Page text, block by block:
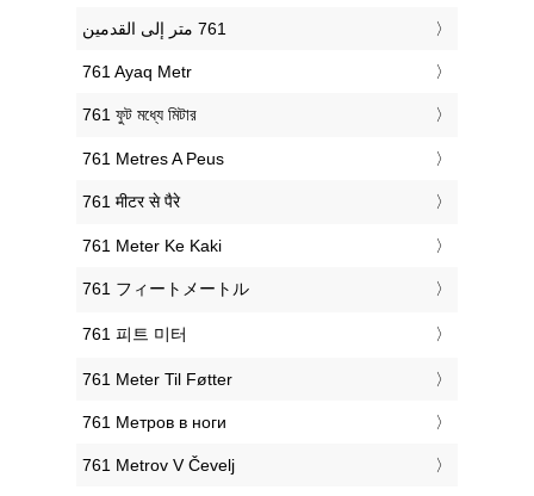
‎761 Ayaq Metr
‎761 ফুট মধ্যে মিটার
‎761 Metres A Peus
‎761 मीटर से पैरे
‎761 Meter Ke Kaki
‎761 フィートメートル
‎761 피트 미터
‎761 Meter Til Føtter
‎761 Метров в ноги
‎761 Metrov V Čevelj